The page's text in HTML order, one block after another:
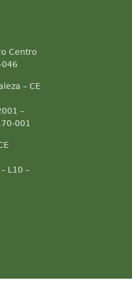
Centro
046
– CE
–
001
L10 –